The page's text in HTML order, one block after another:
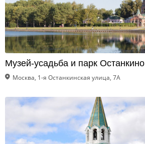
Музей-усадьба и парк Останкино
Москва, 1-я Останкинская улица, 7А